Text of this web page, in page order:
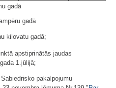
gadā
gadā
kilovatu gadā;
apstiprinātās jaudas
1.jūlijā;
pakalpojumu